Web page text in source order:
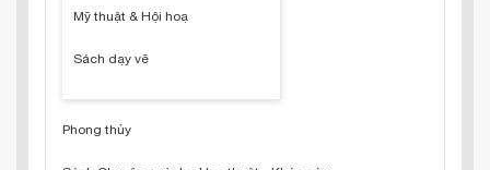
Mỹ thuật & Hội hoạ
Sách dạy vẽ
Phong thủy